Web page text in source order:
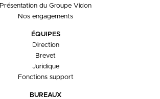
Présentation du Groupe Vidon
Nos engagements
ÉQUIPES
Direction
Brevet
Juridique
Fonctions support
BUREAUX